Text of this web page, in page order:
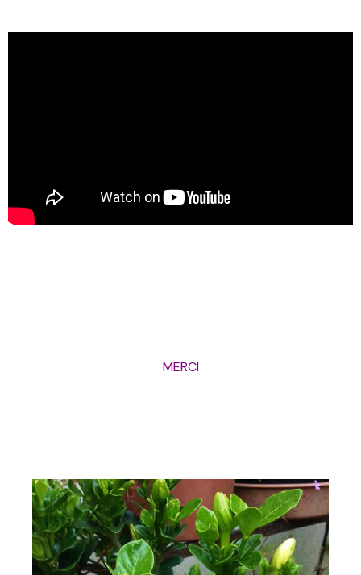
MERCI